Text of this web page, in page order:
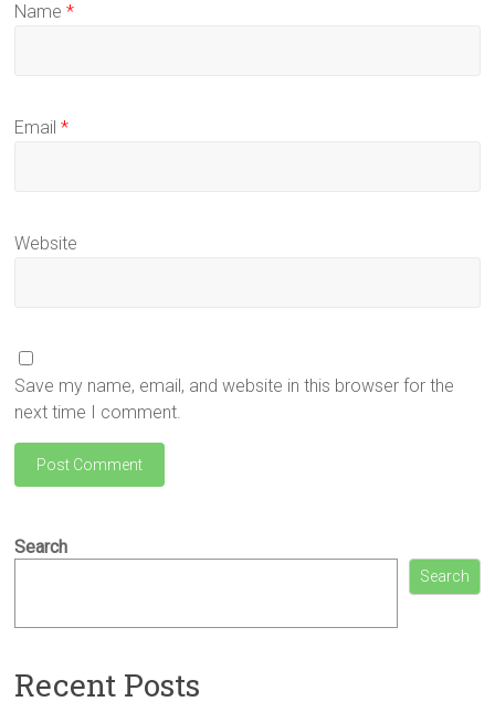
Name*
Email*
Website
Save my name, email, and website in this browser for the
next time I comment.
Search
Search
Recent Posts